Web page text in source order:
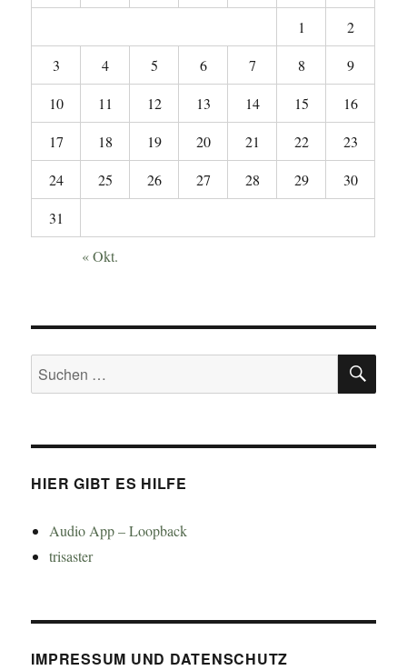
1
2
3
4 5 6 7 8
9
10
11 12 13 14 15
16
17
18 19 20 21 22
23
24
25 26 27 28 29
30
31
« Okt.
Suchen
nach:
HIER GIBT ES HILFE
Audio App – Loopback
trisaster
IMPRESSUM UND DATENSCHUTZ